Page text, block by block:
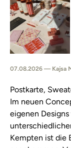
07.08.2026 — Kajsa
Postkarte,
Im neuen
eigenen
Kempten ist die